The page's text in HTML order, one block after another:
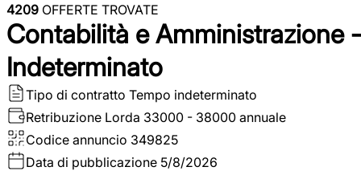
4209 OFFERTE TROVATE
Contabilità e Amministrazione -
Indeterminato
Tipo di contratto Tempo indeterminato
Retribuzione Lorda 33000 - 38000 annuale
Codice annuncio 349825
Data di pubblicazione 5/8/2026